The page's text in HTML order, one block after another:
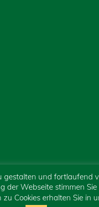
gestalten und fortlaufend
der Webseite stimmen
Cookies erhalten Sie in